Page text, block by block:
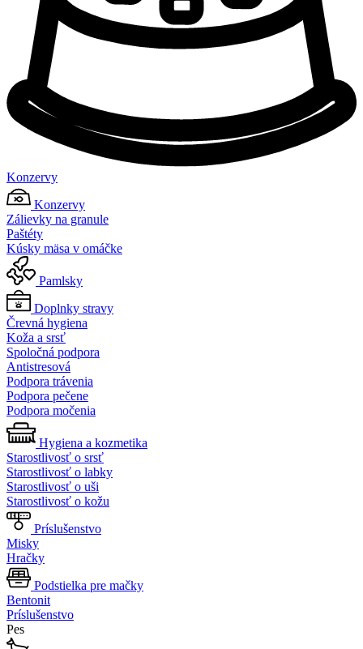
Konzervy
Konzervy
Zálievky na granule
Paštéty
Kúsky mäsa v omáčke
Pamlsky
Doplnky stravy
Črevná hygiena
Koža a srsť
Spoločná podpora
Antistresová
Podpora trávenia
Podpora pečene
Podpora močenia
Hygiena a kozmetika
Starostlivosť o srsť
Starostlivosť o labky
Starostlivosť o uši
Starostlivosť o kožu
Príslušenstvo
Misky
Hračky
Podstielka pre mačky
Bentonit
Príslušenstvo
Pes